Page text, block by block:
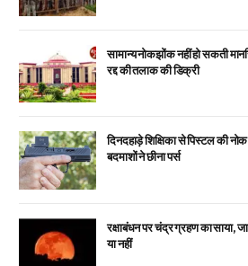
सामान्य नोकझोंक नहीं हो सकती
रद्द की तलाक की डिक्री
दिनदहाड़े शिक्षिका से पिस्टल की
बदमाशों ने छीना पर्स
रक्षाबंधन पर चंद्र ग्रहण का साया,
या नहीं